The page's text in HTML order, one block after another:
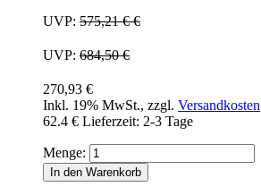
UVP: 575,21 €€
UVP: 684,50 €
270,93 €
Inkl. 19% MwSt., zzgl. Versandkosten
62.4 € Lieferzeit: 2-3 Tage
Menge:
In den Warenkorb